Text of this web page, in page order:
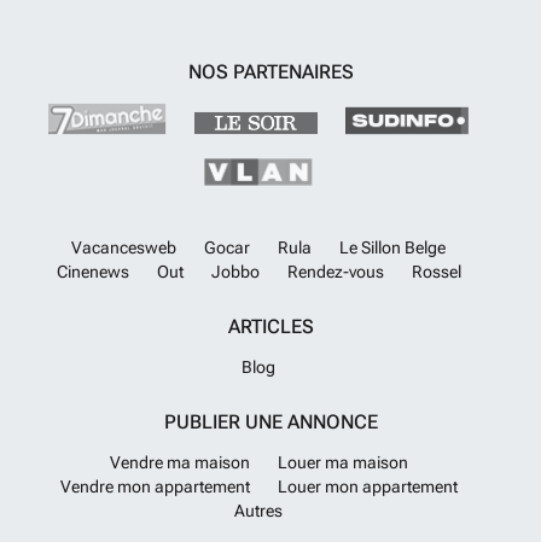
NOS PARTENAIRES
Vacancesweb Gocar Rula
Le Sillon Belge
Cinenews
Out Jobbo Rendez-vous Rossel
ARTICLES
Blog
PUBLIER UNE ANNONCE
Vendre ma maison
Louer ma maison
Vendre mon appartement
Louer mon appartement
Autres